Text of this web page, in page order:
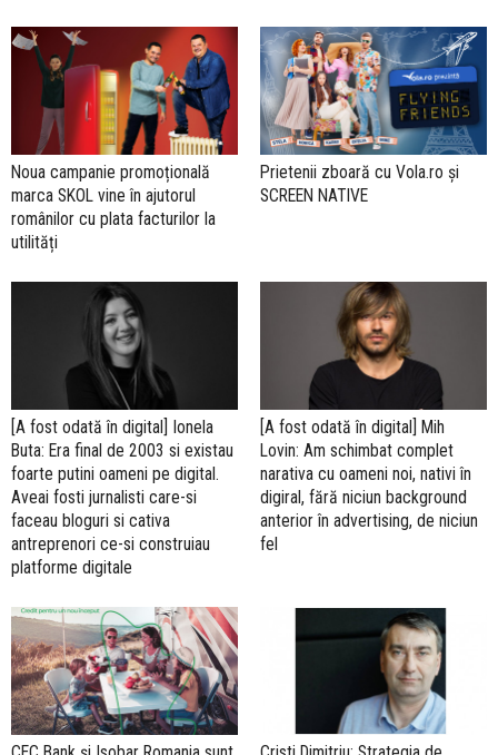
Noua campanie promoțională
marca SKOL vine în ajutorul
românilor cu plata facturilor la
utilități
Prietenii zboară cu Vola.ro și
SCREEN NATIVE
[A fost odată în digital] Ionela
Buta: Era final de 2003 si existau
foarte putini oameni pe digital.
Aveai fosti jurnalisti care-si
faceau bloguri si cativa
antreprenori ce-si construiau
platforme digitale
[A fost odată în digital] Mih
Lovin: Am schimbat complet
narativa cu oameni noi, nativi în
digiral, fără niciun background
anterior în advertising, de niciun
fel